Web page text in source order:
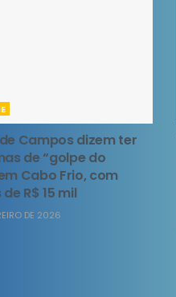
Campos dizem ter
de “golpe do
Cabo Frio, com
R$ 15 mil
DE 2026